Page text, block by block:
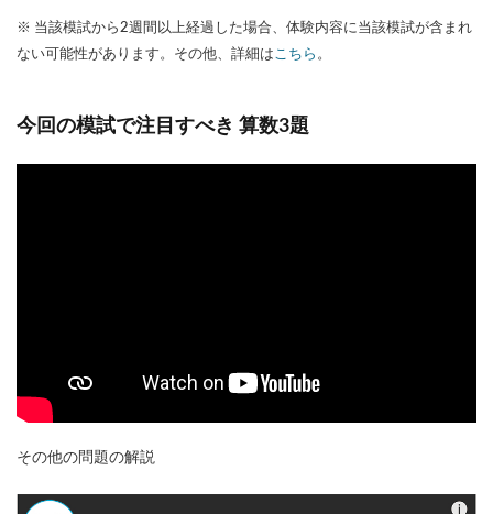
※ 当該模試から2週間以上経過した場合、体験内容に当該模試が含まれ
ない可能性があります。その他、詳細はこちら 。
今回の模試で注目すべき 算数3題
その他の問題の解説